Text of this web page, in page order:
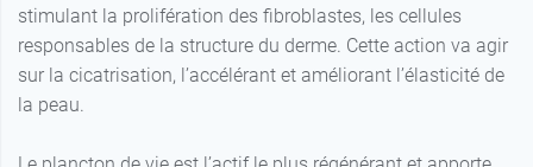
stimulant la prolifération des fibroblastes, les cellules
responsables de la structure du derme. Cette action va agir
sur la cicatrisation, l’accélérant et améliorant l’élasticité de
la peau.